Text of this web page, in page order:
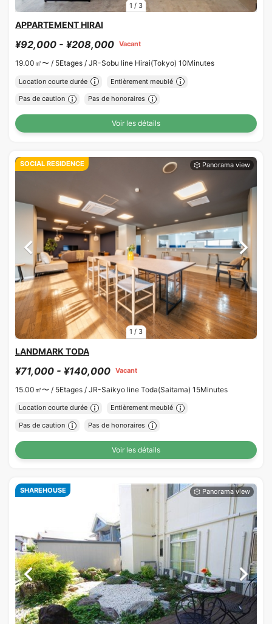
1 / 3
APPARTEMENT HIRAI
¥92,000 - ¥208,000 Vacant
19.00㎡〜 / 5Etages / JR-Sobu line Hirai(Tokyo) 10Minutes
Location courte durée Entièrement meublé
Pas de caution Pas de honoraires
Voir les détails
1 / 3
SOCIAL RESIDENCE
LANDMARK TODA
¥71,000 - ¥140,000 Vacant
15.00㎡〜 / 5Etages / JR-Saikyo line Toda(Saitama) 15Minutes
Location courte durée Entièrement meublé
Pas de caution Pas de honoraires
Voir les détails
SHAREHOUSE